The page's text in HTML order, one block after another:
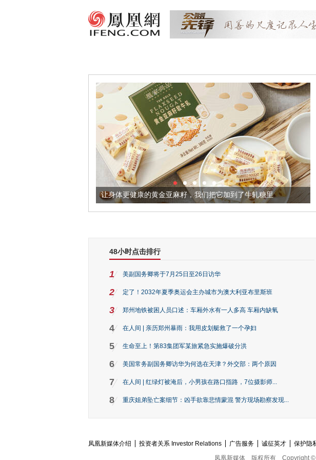
让身体更健康的黄金亚麻籽，我们把它加到了牛轧糖里 被
48小时点击排行
1 美副国务卿将于7月25日至26日访华
2 定了！2032年夏季奥运会主办城市为澳大利亚布里斯班
3 郑州地铁被困人员口述：车厢外水有一人多高 车厢内缺氧
4 在人间 | 亲历郑州暴雨：我用皮划艇救了一个孕妇
5 生命至上！第83集团军某旅紧急实施爆破分洪
6 美国常务副国务卿访华为何选在天津？外交部：两个原因
7 在人间 | 红绿灯被淹后，小男孩在路口指路，7位摄影师...
8 重庆姐弟坠亡案细节：凶手欲靠悲情蒙混 警方现场勘察发现...
凤凰新媒体介绍 投资者关系 Investor Relations 广告服务 诚征英才 保护隐
凤凰新媒体
版权所有 Copyright